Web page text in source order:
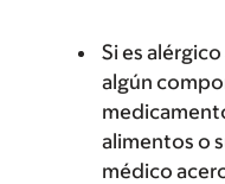
Si es
algún
alimentos o
médico